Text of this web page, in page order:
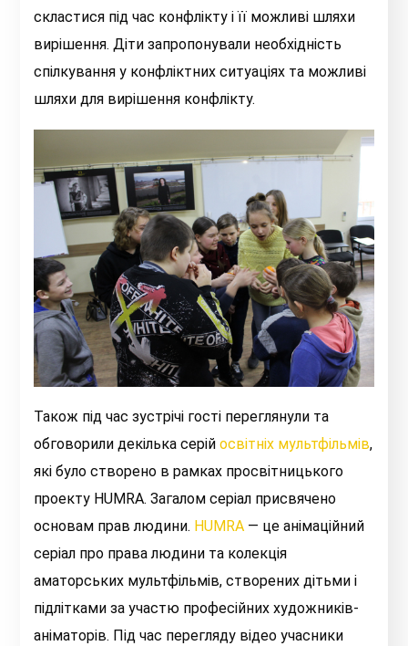
скластися під час конфлікту і її можливі шляхи
вирішення. Діти запропонували необхідність
спілкування у конфліктних ситуаціях та можливі
шляхи для вирішення конфлікту.
Також під час зустрічі гості переглянули та
обговорили декілька серійосвітніх мультфільмів,
які було створено в рамках просвітницького
проекту HUMRA. Загалом серіал присвячено
основам прав людини. HUMRA — це анімаційний
серіал про права людини та колекція
аматорських мультфільмів, створених дітьми і
підлітками за участю професійних художників-
аніматорів. Під час перегляду відео учасники